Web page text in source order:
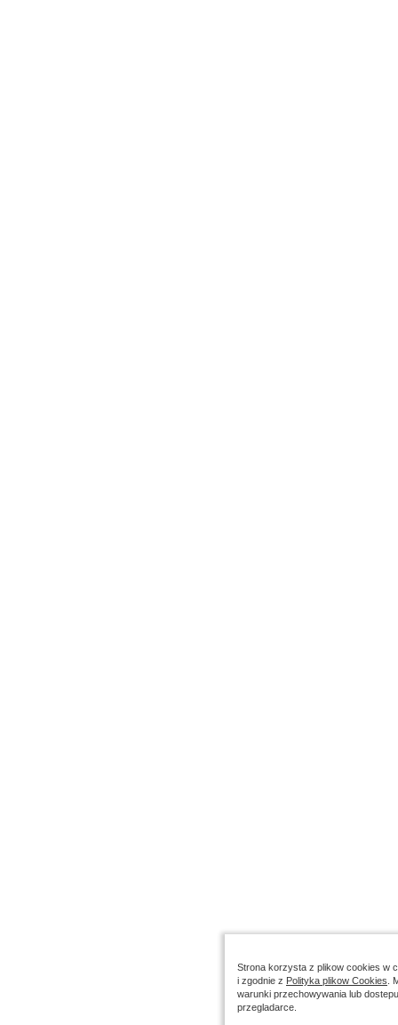
Strona korzysta z plikow cookies w
i zgodnie z Polityka plikow Cookies .
warunki przechowywania lub
przegladarce.